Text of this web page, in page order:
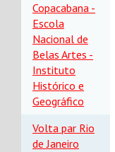
Copacabana -
Escola
Nacional de
Belas Artes -
Instituto
Histórico e
Geográfico
Volta par Rio
de Janeiro